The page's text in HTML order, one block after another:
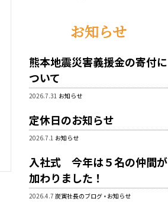
の
商
品
お知らせ
熊本地震災害義援金の寄付に
ついて
2026.7.31 お知らせ
定休日のお知らせ
2026.7.1 お知らせ
入社式 今年は５名の仲間が
加わりました！
2026.4.7 炭寅社長のブログ • お知らせ